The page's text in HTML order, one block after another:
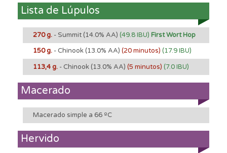
Lista de Lúpulos
270 g. - Summit (14.0% AA) (49.8 IBU) First Wort Hop
150 g. - Chinook(13.0% AA) (20 minutos) (17.9 IBU)
113,4 g. - Chinook (13.0% AA) (5 minutos) (7.0 IBU)
Macerado
Macerado simple a 66 ºC
Hervido